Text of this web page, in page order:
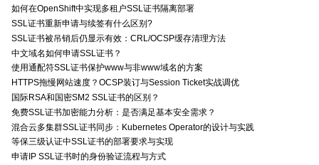
如何在OpenShift中实现多租户SSL证书隔离部署
SSL证书重新申请与续签有什么区别?
SSL证书被吊销后仍显示有效：CRL/OCSP缓存清理方法
中文域名如何申请SSL证书？
使用通配符SSL证书保护www与非www域名的方案
HTTPS拖慢网站速度？OCSP装订与Session Ticket实战调优
国际RSA和国密SM2 SSL证书的区别？
免费SSL证书加密能力分析：是否满足基本安全需求？
混合云多集群SSL证书同步：Kubernetes Operator的设计与实践
等保三级认证中SSL证书的部署要求与实现
申请IP SSL证书时的身份验证流程与方式